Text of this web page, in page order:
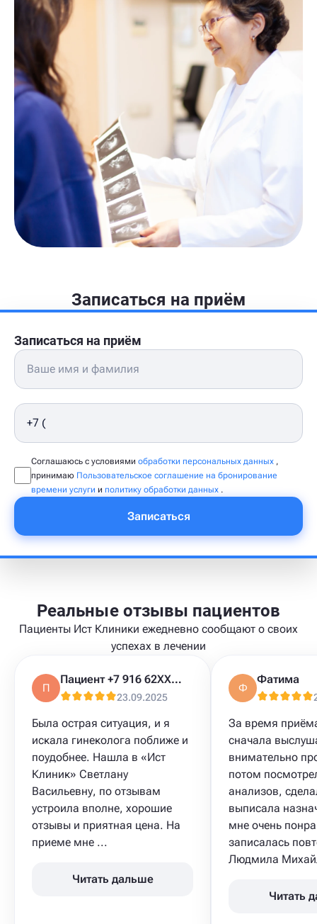
Записаться на приём
Записаться на приём
Соглашаюсь с условиями обработки персональных данных ,
принимаю Пользовательское соглашение на бронирование
времени услуги и политику обработки данных .
Записаться
Реальные отзывы пациентов
Пациенты Ист Клиники ежедневно сообщают о своих
успехах в лечении
П
Пациент +7 916 62XXXXX
23.09.2025
Была острая ситуация, и я
искала гинеколога поближе и
поудобнее. Нашла в «Ист
Клиник» Светлану
Васильевну, по отзывам
устроила вполне, хорошие
отзывы и приятная цена. На
приеме мне ...
Читать дальше
Ф
Фатима
За время
сначала
внимательно
потом
анализов,
выписала
мне очень
записалась
Людмила
Читать